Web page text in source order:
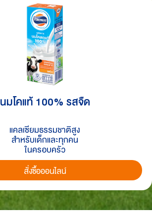
นมโคแท้ 100% รสจืด
แคลเซียมธรรมชาติสูง​
สำหรับเด็กและทุกคน
ในครอบครัว​
สั่งซื้อออนไลน์